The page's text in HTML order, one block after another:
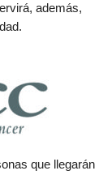
además,
que llegarán